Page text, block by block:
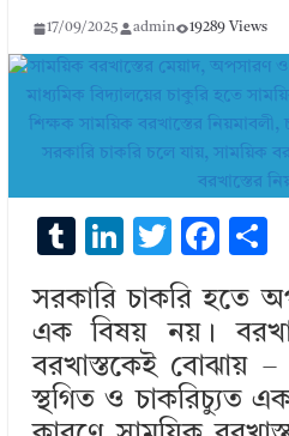
17/09/2025 admin 19289 Views
T
u
m
bl
r
Li
k
e
dI
n
T
w
it
te
r
F
e
b
o
o
e
সরকারি চাকরি হতে
এক বিষয় নয়।
বরখাস্তকেই বোঝায় –
স্থগিত ও চাকরিচ্যুত